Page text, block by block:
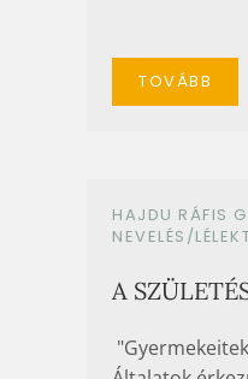
TOVÁBB
HAJDU RÁFIS
NEVELÉS/
A